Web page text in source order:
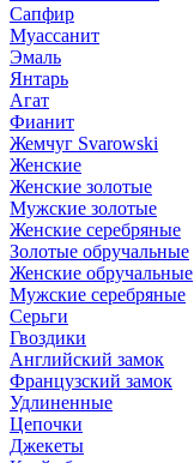
Сапфир
Муассанит
Эмаль
Янтарь
Агат
Фианит
Жемчуг Svarowski
Женские
Женские золотые
Мужские золотые
Женские серебряные
Золотые обручальные
Женские обручальные
Мужские серебряные
Серьги
Гвоздики
Английский замок
Французский замок
Удлиненные
Цепочки
Джекеты